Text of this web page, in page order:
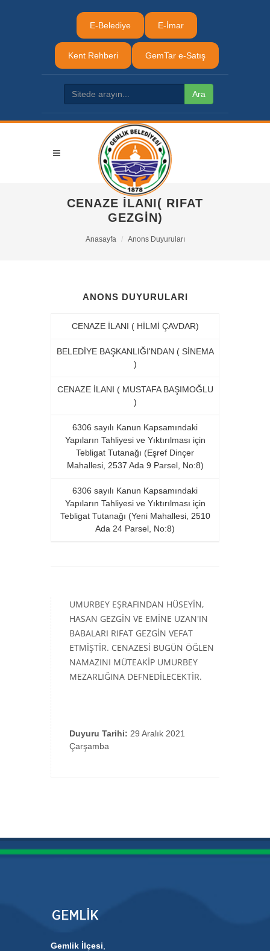
E-Belediye E-İmar
Kent Rehberi GemTar e-Satış
CENAZE İLANI( RIFAT
GEZGİN)
Anasayfa Anons Duyuruları
ANONS DUYURULARI
CENAZE İLANI ( HİLMİ ÇAVDAR)
BELEDİYE BAŞKANLIĞI'NDAN ( SİNEMA
)
CENAZE İLANI ( MUSTAFA BAŞIMOĞLU
)
6306 sayılı Kanun Kapsamındaki
Yapıların Tahliyesi ve Yıktırılması için
Tebligat Tutanağı (Eşref Dinçer
Mahallesi, 2537 Ada 9 Parsel, No:8)
6306 sayılı Kanun Kapsamındaki
Yapıların Tahliyesi ve Yıktırılması için
Tebligat Tutanağı (Yeni Mahallesi, 2510
Ada 24 Parsel, No:8)
UMURBEY EŞRAFINDAN HÜSEYİN,
HASAN GEZGİN VE EMİNE UZAN'IN
BABALARI RIFAT GEZGİN VEFAT
ETMİŞTİR. CENAZESİ BUGÜN ÖĞLEN
NAMAZINI MÜTEAKİP UMURBEY
MEZARLIĞINA DEFNEDİLECEKTİR.
Duyuru Tarihi: 29 Aralık 2021
Çarşamba
Gemlik İlçesi